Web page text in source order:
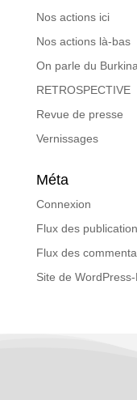
Nos actions ici
Nos actions là-bas
On parle du Burkina
RETROSPECTIVE
Revue de presse
Vernissages
Méta
Connexion
Flux des
Flux des
Site de